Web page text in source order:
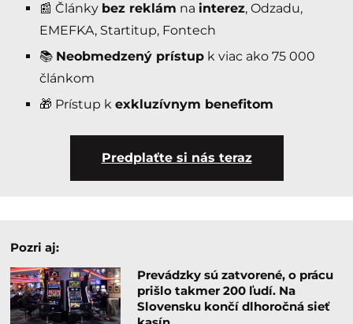
📰 Články bez reklám na interez, Odzadu,
EMEFKA, Startitup, Fontech
📚 Neobmedzený prístup k viac ako 75 000
článkom
🎁 Prístup k exkluzívnym benefitom
Predplaťte si nás teraz
Pozri aj:
Prevádzky sú zatvorené, o prácu
prišlo takmer 200 ľudí. Na
Slovensku končí dlhoročná sieť